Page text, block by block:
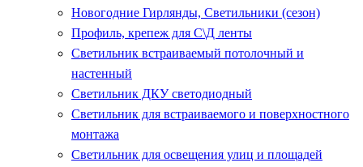
Новогодние Гирлянды, Светильники (сезон)
Профиль, крепеж для С\Д ленты
Светильник встраиваемый потолочный и
настенный
Светильник ДКУ светодиодный
Светильник для встраиваемого и поверхностного
монтажа
Светильник для освещения улиц и площадей